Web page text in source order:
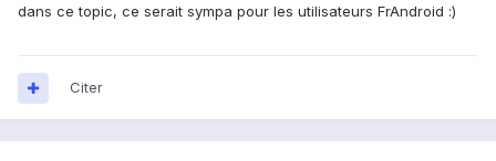
dans ce topic, ce serait sympa pour les utilisateurs FrAndroid :)
Citer